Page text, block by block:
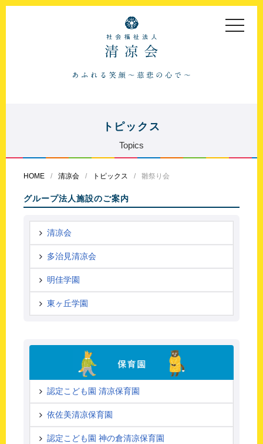
toggle
トピックス
Topics
HOME 清凉会 トピックス 雛祭り会
グループ法人施設のご案内
清凉会
多治見清凉会
明佳学園
東ヶ丘学園
認定こども園 清凉保育園
依佐美清凉保育園
認定こども園 神の倉清凉保育園